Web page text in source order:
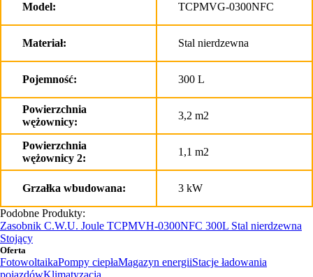
Model: TCPMVG-0300NFC
Materiał: Stal nierdzewna
Pojemność: 300 L
Powierzchnia
wężownicy:
3,2 m2
Powierzchnia
wężownicy 2:
1,1 m2
Grzałka wbudowana: 3 kW
Podobne Produkty:
Zasobnik C.W.U. Joule TCPMVH-0300NFC 300L Stal nierdzewna
Stojący
Oferta
FotowoltaikaPompy ciepłaMagazyn energiiStacje ładowania
pojazdówKlimatyzacja